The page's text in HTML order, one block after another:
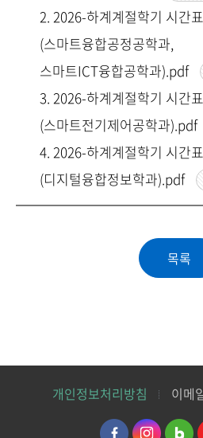
2. 2026-하계계절학기 시간표
(스마트융합공정공학과,
스마트ICT융합공학과).pdf
3. 2026-하계계절학기 시간표
(스마트전기제어공학과).pdf
4. 2026-하계계절학기 시간표
(디지털융합정보학과).pdf
개인정보처리방침 이메